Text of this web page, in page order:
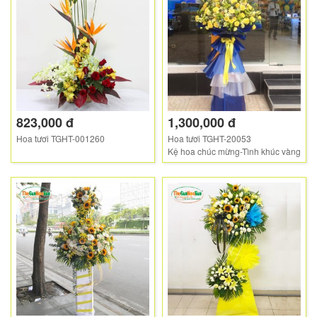
823,000 đ
Hoa tươi TGHT-001260
1,300,000 đ
Hoa tươi TGHT-20053
Kệ hoa chúc mừng-Tình khúc vàng